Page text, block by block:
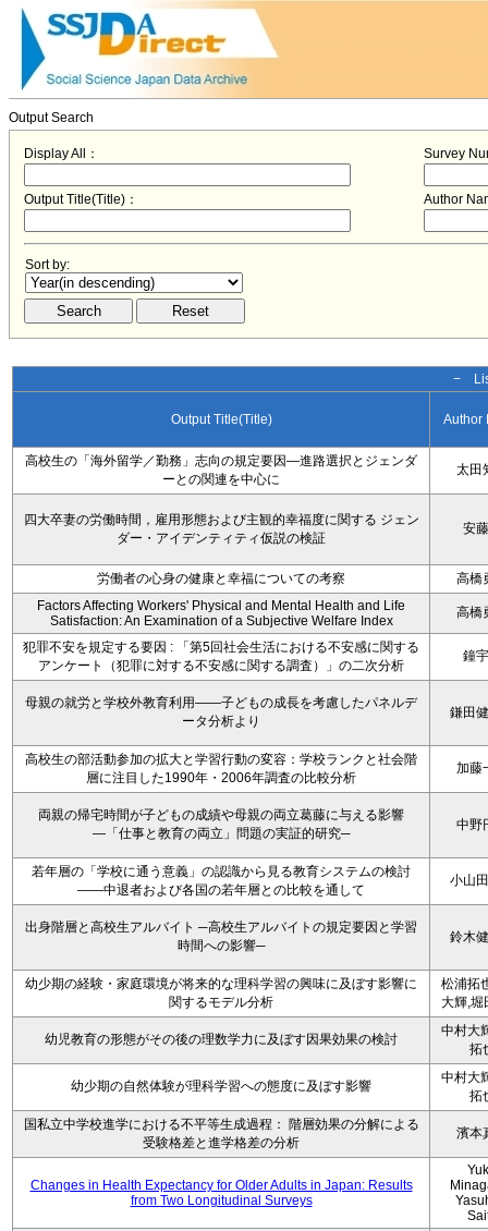
Output Search
Display All： Survey
Output Title(Title)： Author
Sort by:
−
Output Title(Title) Author
高校生の「海外留学／勤務」志向の規定要因―進路選択とジェンダ
ーとの関連を中心に
太田
四大卒妻の労働時間，雇用形態および主観的幸福度に関する ジェン
ダー・アイデンティティ仮説の検証
安
労働者の心身の健康と幸福についての考察
高橋
Factors Affecting Workers' Physical and Mental Health and Life
Satisfaction: An Examination of a Subjective Welfare Index
高橋
犯罪不安を規定する要因 : 「第5回社会生活における不安感に関する
アンケート（犯罪に対する不安感に関する調査）」の二次分析
鐘
母親の就労と学校外教育利用――子どもの成長を考慮したパネルデ
ータ分析より
鎌田
高校生の部活動参加の拡大と学習行動の変容：学校ランクと社会階
層に注目した1990年・2006年調査の比較分析
加藤
両親の帰宅時間が子どもの成績や母親の両立葛藤に与える影響
―「仕事と教育の両立」問題の実証的研究─
中野
若年層の「学校に通う意義」の認識から見る教育システムの検討
――中退者および各国の若年層との比較を通して
小山
出身階層と高校生アルバイト ─高校生アルバイトの規定要因と学習
時間への影響─
鈴木
幼少期の経験・家庭環境が将来的な理科学習の興味に及ぼす影響に
関するモデル分析
松浦拓
大輝,堀
幼児教育の形態がその後の理数学力に及ぼす因果効果の検討
中村大
拓
幼少期の自然体験が理科学習への態度に及ぼす影響
中村大
拓
国私立中学校進学における不平等生成過程： 階層効果の分解による
受験格差と進学格差の分析
濱本
Changes in Health Expectancy for Older Adults in Japan: Results
from Two Longitudinal Surveys